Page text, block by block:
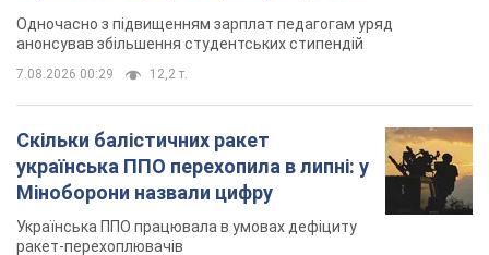
Одночасно з підвищенням зарплат педагогам уряд
анонсував збільшення студентських стипендій
7.08.2026 00:29 12,2 т.
Скільки балістичних ракет
українська ППО перехопила в липні: у
Міноборони назвали цифру
Українська ППО працювала в умовах дефіциту
ракет-перехоплювачів